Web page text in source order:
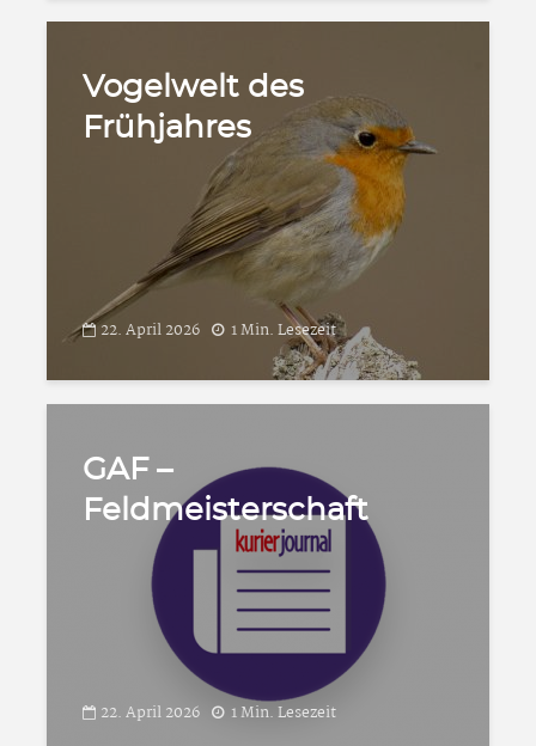
Vogelwelt des
Frühjahres
22. April 2026 1 Min. Lesezeit
GAF –
Feldmeisterschaft
22. April 2026 1 Min. Lesezeit